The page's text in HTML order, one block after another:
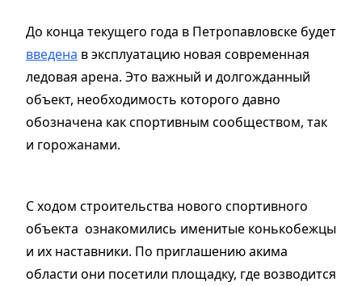
До конца текущего года в Петропавловске будет
введена в эксплуатацию новая современная
ледовая арена. Это важный и долгожданный
объект, необходимость которого давно
обозначена как спортивным сообществом, так
и горожанами.
С ходом строительства нового спортивного
объекта ознакомились именитые конькобежцы
и их наставники. По приглашению акима
области они посетили площадку, где возводится